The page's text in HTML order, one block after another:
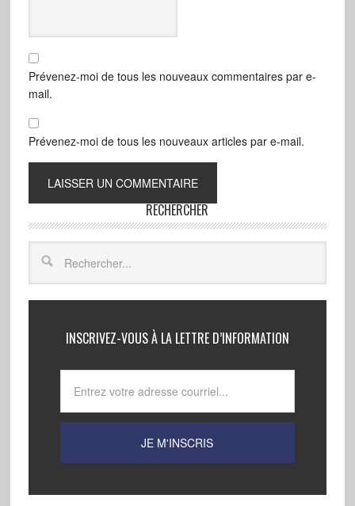
Prévenez-moi de tous les nouveaux commentaires par e-
mail.
Prévenez-moi de tous les nouveaux articles par e-mail.
RECHERCHER
INSCRIVEZ-VOUS À LA LETTRE D’INFORMATION